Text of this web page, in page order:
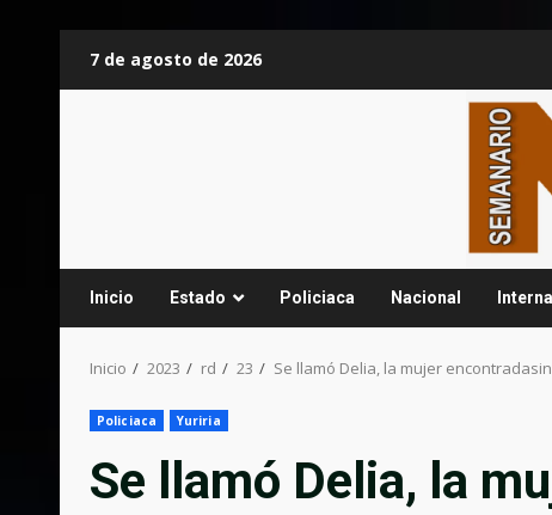
7 de agosto de 2026
Inicio Estado Policiaca Nacional
Inicio 2023 rd 23 Se llamó Delia, la mujer
Policiaca Yuriria
Se llamó Delia, la